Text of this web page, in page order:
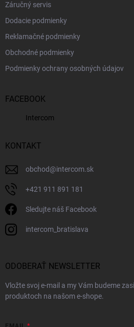
Záručný servis
Dodacie podmienky
Reklamačné podmienky
Obchodné podmienky
Podmienky ochrany osobných údajov
FACEBOOK
Intercom
KONTAKT
obchod@intercom.sk
+421 911 891 181
Sledujte náš Facebook
intercom_bratislava
ODOBERAŤ NEWSLETTER
Vložte svoj e-mail a my Vám budeme
produktoch na našom e-shope.